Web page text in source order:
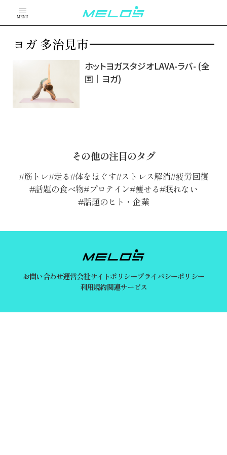
MENU
ヨガ 多治見市
ホットヨガスタジオLAVA-ラバ- (全
国｜ヨガ)
その他の注目のタグ
筋トレ 走る 体をほぐす ストレス解消 疲労回復
話題の食べ物 プロテイン 痩せる 眠れない
話題のヒト・企業
お問い合わせ運営会社サイトポリシープライバシーポリシー
利用規約関連サービス